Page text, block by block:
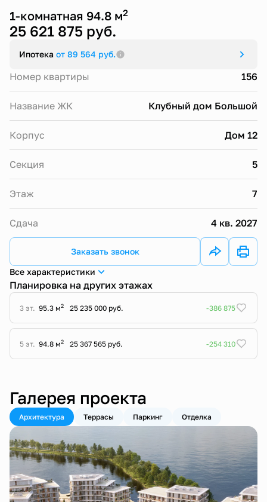
1-комнатная 94.8 м2
25 621 875 руб.
Ипотека от 89 564 руб.
Номер квартиры 156
Название ЖК Клубный дом Большой
Корпус Дом 12
Секция 5
Этаж 7
Сдача 4 кв. 2027
Заказать звонок
Все характеристики
Планировка на других этажах
3 эт. 95.3 м2 25 235 000 руб. -386 875
5 эт. 94.8 м2 25 367 565 руб. -254 310
Галерея проекта
Архитектура Террасы Паркинг Отделка